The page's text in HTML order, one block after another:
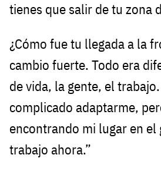
tienes que salir de tu zona
¿Cómo fue tu llegada a la
cambio fuerte. Todo era
de vida, la gente, el
complicado adaptarme,
encontrando mi lugar en el
trabajo ahora.”